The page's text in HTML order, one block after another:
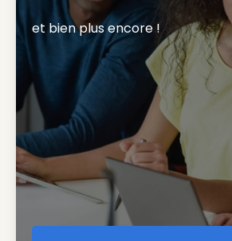
et bien plus encore !